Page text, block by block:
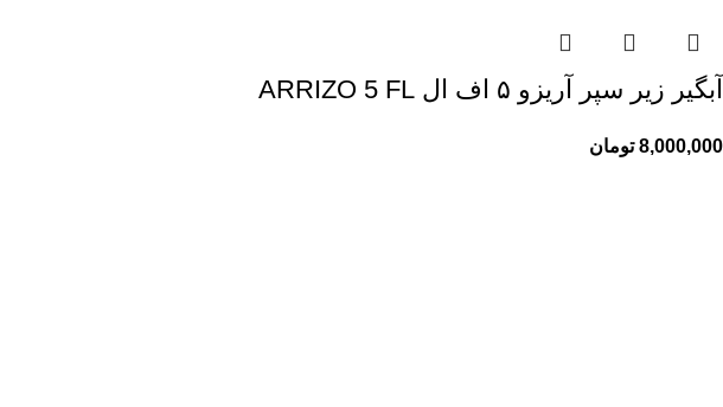
آبگیر زیر سپر آریزو ۵ اف ال ARRIZO 5 FL
8,000,000 تومان